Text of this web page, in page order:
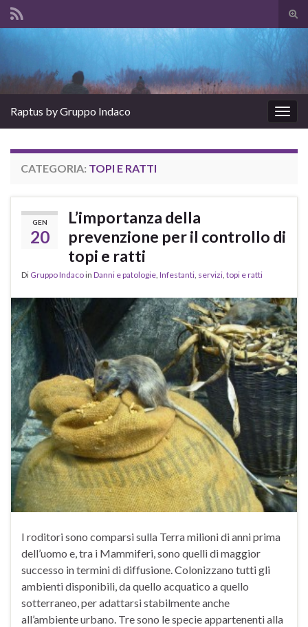
il
la
Raptus by Gruppo Indaco
CATEGORIA: TOPI E RATTI
GEN
20
L’importanza della
prevenzione per il controllo di
topi e ratti
Di Gruppo Indacoin Danni e patologie Infestanti servizi topi e ratti
I roditori sono comparsi sulla Terra milioni di anni prima
dell’uomo e, tra i Mammiferi, sono quelli di maggior
successo in termini di diffusione. Colonizzano tutti gli
ambienti disponibili, da quello acquatico a quello
sotterraneo, per adattarsi stabilmente anche
all’ambiente urbano. Tre sono le specie appartenenti alla